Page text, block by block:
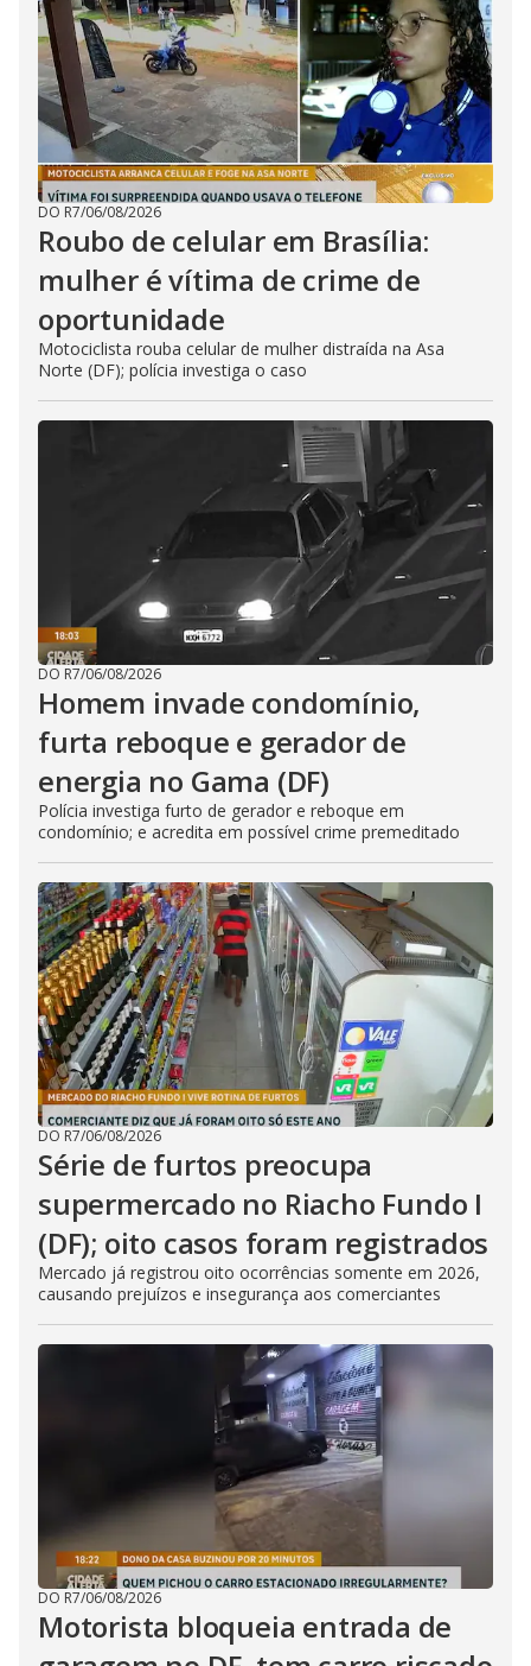
DO R7/06/08/2026
Roubo de celular em Brasília:
mulher é vítima de crime de
oportunidade
Motociclista rouba celular de mulher distraída na Asa
Norte (DF); polícia investiga o caso
DO R7/06/08/2026
Homem invade condomínio,
furta reboque e gerador de
energia no Gama (DF)
Polícia investiga furto de gerador e reboque em
condomínio; e acredita em possível crime premeditado
DO R7/06/08/2026
Série de furtos preocupa
supermercado no Riacho Fundo I
(DF); oito casos foram registrados
Mercado já registrou oito ocorrências somente em 2026,
causando prejuízos e insegurança aos comerciantes
DO R7/06/08/2026
Motorista bloqueia entrada de